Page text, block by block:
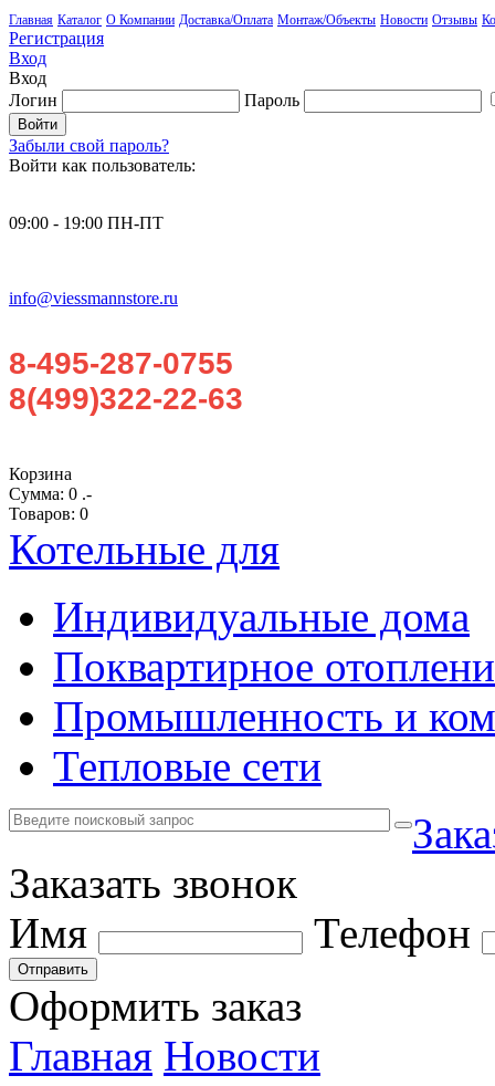
Главная Каталог О Компании Доставка/Оплата Монтаж/Объекты Новости Отзывы
Регистрация
Вход
Вход
Логин
Пароль
Забыли свой пароль?
Войти как пользователь:
09:00 - 19:00 ПН-ПТ
info@viessmannstore.ru
8-495-287-0755
8(499)322-22-63
Корзина
Сумма: 0 .-
Товаров: 0
Котельные для
Индивидуальные дома
Поквартирное
Промышленность и
Тепловые сети
Заказать звонок
Имя
Телефон
Отправить
Оформить заказ
Главная Новости